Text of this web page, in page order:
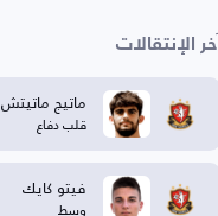
آخر الإنتقالات
ماتيج ماتيتش
قلب دفاع
فيتو كايك
وسط